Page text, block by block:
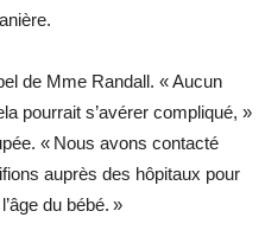
de Mme Randall. « Aucun
pourrait s’avérer compliqué, »
« Nous avons contacté
auprès des hôpitaux pour
du bébé. »